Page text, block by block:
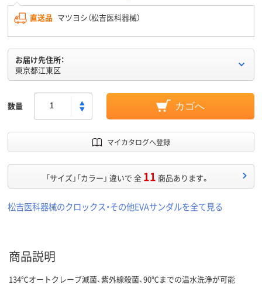
直送品 マツヨシ（松吉医科器械）
お届け先住所：
東京都江東区
数量 カゴへ
マイカタログへ登録
「サイズ」「カラー」 違いで 全 11 商品あります。
松吉医科器械のクロックス・その他EVAサンダルを全て見る
商品説明
134℃オートクレーブ滅菌、紫外線殺菌、90℃までの温水洗浄が可能